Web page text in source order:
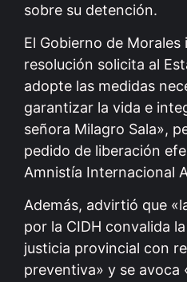
sobre su detención.
El Gobierno de Morales
resolución solicita al
adopte las medidas
garantizar la vida e
señora Milagro Sala»,
pedido de liberación
Amnistía Internacional
Además, advirtió que
por la CIDH convalida
justicia provincial con
preventiva» y se avoca